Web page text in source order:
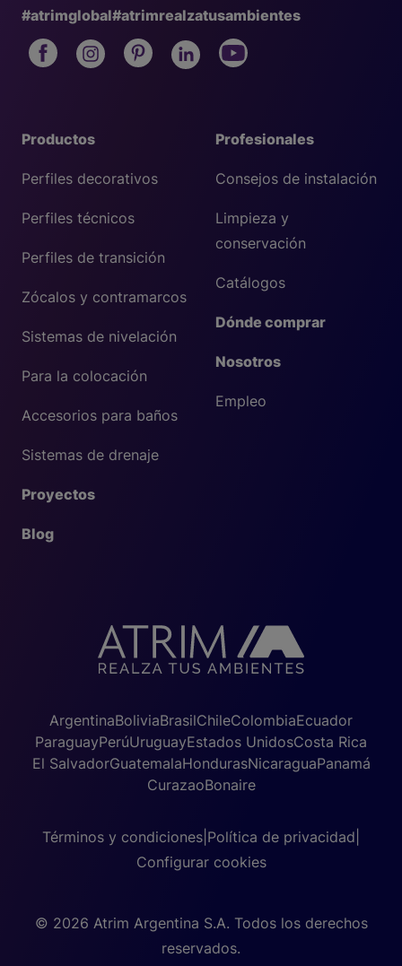
Profesionales
Consejos de instalación
Limpieza y
conservación
Catálogos
Dónde comprar
Nosotros
Empleo
Productos
Perfiles decorativos
Perfiles técnicos
Perfiles de transición
Zócalos y contramarcos
Sistemas de nivelación
Para la colocación
Accesorios para baños
Sistemas de drenaje
Proyectos
Blog
#atrimglobal#atrimrealzatusambientes
ArgentinaBoliviaBrasilChileColombiaEcuador
ParaguayPerúUruguayEstados UnidosCosta Rica
El SalvadorGuatemalaHondurasNicaraguaPanamá
CurazaoBonaire
Términos y condiciones Política de privacidad
Configurar cookies
© 2026 Atrim Argentina S.A. Todos los derechos
reservados.